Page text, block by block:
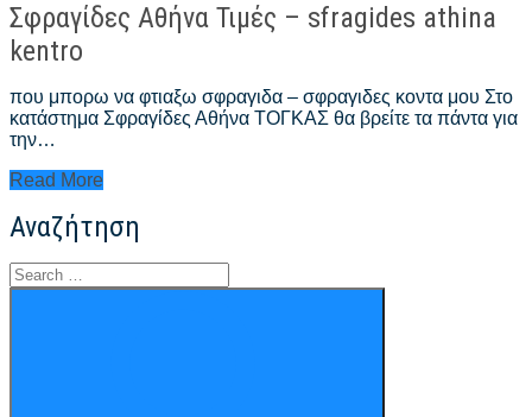
Σφραγίδες Αθήνα Τιμές – sfragides athina
kentro
που μπορω να φτιαξω σφραγιδα – σφραγιδες κοντα μου Στο
κατάστημα Σφραγίδες Αθήνα ΤΟΓΚΑΣ θα βρείτε τα πάντα για
την…
Σφραγίδες
Τιμές
–
sfragides
athina
Read More
Αναζήτηση
Search
for: